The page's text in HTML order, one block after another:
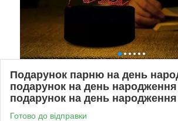
Подарунок парню на день
подарунок на день
подарунок на день народження
Готово до відправки